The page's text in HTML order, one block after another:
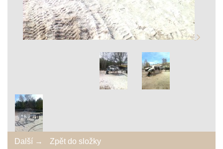
Další → Zpět do složky